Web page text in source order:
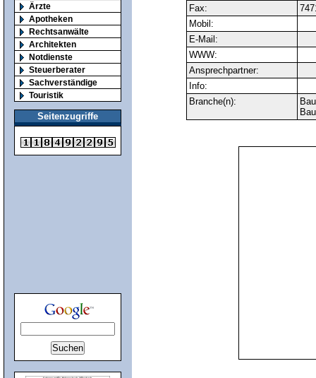
Ärzte
Apotheken
Rechtsanwälte
Architekten
Notdienste
Steuerberater
Sachverständige
Touristik
Seitenzugriffe
Fax:
Mobil:
E-Mail:
WWW:
Ansprechpartner:
Info:
Branche(n):